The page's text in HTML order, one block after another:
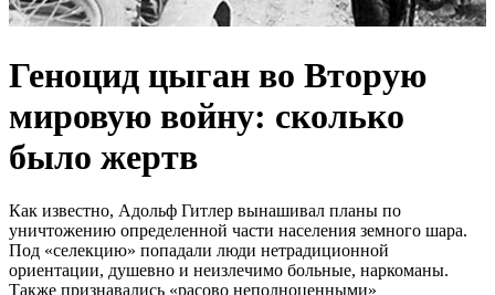
Геноцид цыган во Вторую
мировую войну: сколько
было жертв
Как известно, Адольф Гитлер вынашивал планы по
уничтожению определенной части населения земного шара.
Под «селекцию» попадали люди нетрадиционной
ориентации, душевно и неизлечимо больные, наркоманы.
Также признавались «расово неполноценными»